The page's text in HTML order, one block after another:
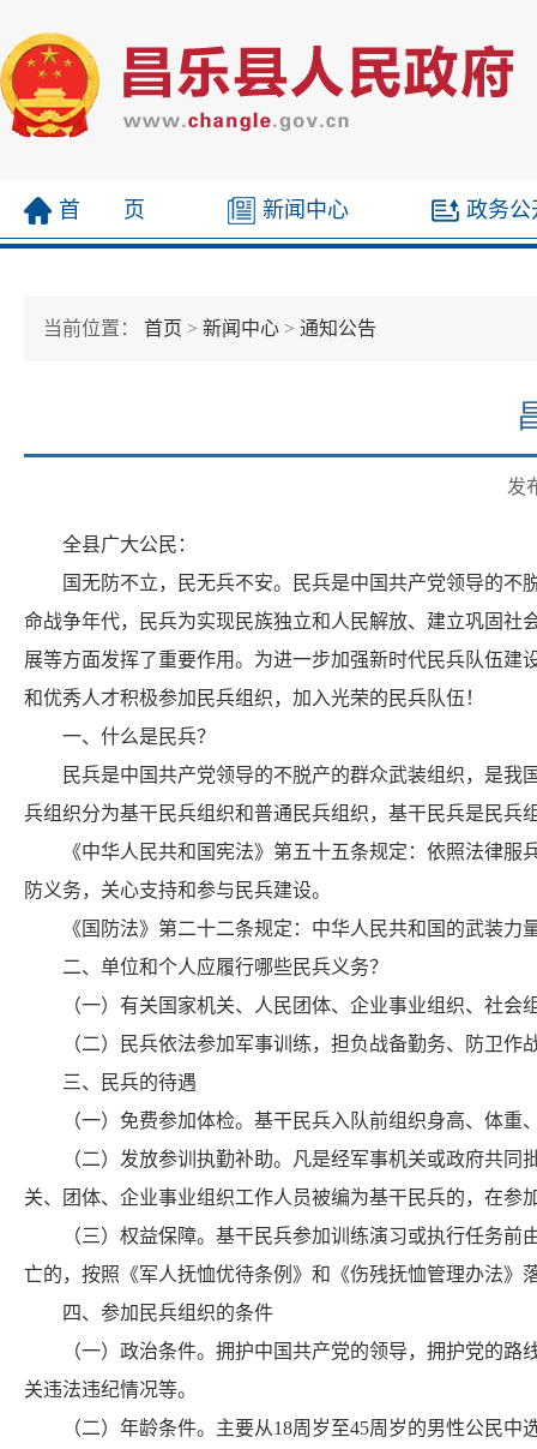
首 页 新闻中心 政务公
当前位置： 首页 > 新闻中心 > 通知公告
发
全县广大公民：
国无防不立，民无兵不安。民兵是中国共产党领导的不
命战争年代，民兵为实现民族独立和人民解放、建立巩固
展等方面发挥了重要作用。为进一步加强新时代民兵队伍
和优秀人才积极参加民兵组织，加入光荣的民兵队伍！
一、什么是民兵？
民兵是中国共产党领导的不脱产的群众武装组织，是我
兵组织分为基干民兵组织和普通民兵组织，基干民兵是民兵
《中华人民共和国宪法》第五十五条规定：依照法律服
防义务，关心支持和参与民兵建设。
《国防法》第二十二条规定：中华人民共和国的武装力
二、单位和个人应履行哪些民兵义务？
（一）有关国家机关、人民团体、企业事业组织、社会
（二）民兵依法参加军事训练，担负战备勤务、防卫作
三、民兵的待遇
（一）免费参加体检。基干民兵入队前组织身高、体重
（二）发放参训执勤补助。凡是经军事机关或政府共同
关、团体、企业事业组织工作人员被编为基干民兵的，在
（三）权益保障。基干民兵参加训练演习或执行任务前
亡的，按照《军人抚恤优待条例》和《伤残抚恤管理办法》
四、参加民兵组织的条件
（一）政治条件。拥护中国共产党的领导，拥护党的路
关违法违纪情况等。
（二）年龄条件。主要从18周岁至45周岁的男性公民中